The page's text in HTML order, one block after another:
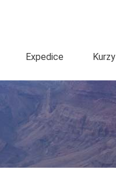
Expedice Kurzy